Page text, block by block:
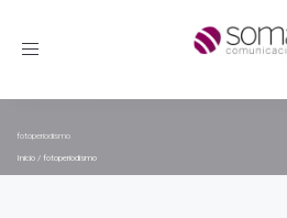
Toggle
fotoperiodismo
Inicio / fotoperiodismo